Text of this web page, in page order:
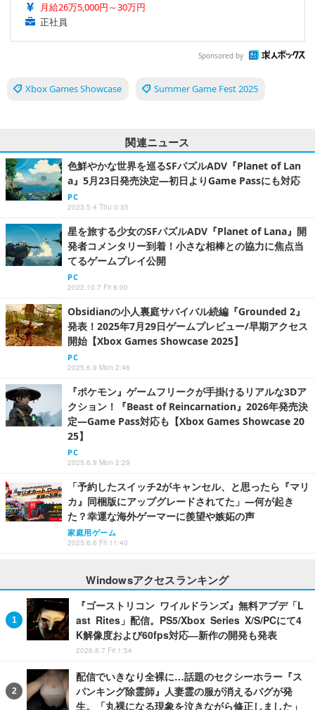
月給26万5,000円～30万円
正社員
Sponsored by
Xbox Games Showcase Summer Game Fest 2025
関連ニュース
色鮮やかな世界を巡るSFパズルADV『Planet of Lan
a』5月23日発売決定―初日よりGame Passにも対応
PC
2023.5.4 Thu 0:35
星を旅する少女のSFパズルADV『Planet of Lana』開
発者コメンタリー到着！小さな相棒との協力に焦点当
てるゲームプレイ公開
PC
2022.10.7 Fri 8:00
Obsidianの小人裏庭サバイバル続編『Grounded 2』
発表！2025年7月29日ゲームプレビュー/早期アクセス
開始【Xbox Games Showcase 2025】
PC
2025.6.9 Mon 2:46
『ポケモン』ゲームフリークが手掛けるリアルな3Dア
クション！『Beast of Reincarnation』2026年発売決
定―Game Pass対応も【Xbox Games Showcase 20
25】
PC
2025.6.9 Mon 2:29
「予約したスイッチ2がキャンセル、と思ったら『マリ
カ』同梱版にアップグレードされてた」―何が起き
た？幸運な海外ゲーマーに羨望や嫉妬の声
家庭用ゲーム
2025.6.6 Fri 11:40
Windowsアクセスランキング
『ゴーストリコン ワイルドランズ』無料アプデ「L
ast Rites」配信。PS5/Xbox Series X/S/PCにて4
K解像度および60fps対応―新作の開発も発表
2026.8.7 Fri 1:54
配信でいきなり全裸に…話題のセクシーホラー『ス
パンキング除霊師』人妻霊の服が消えるバグが発
生。「丸裸になる現象を泣きながら修正しました」